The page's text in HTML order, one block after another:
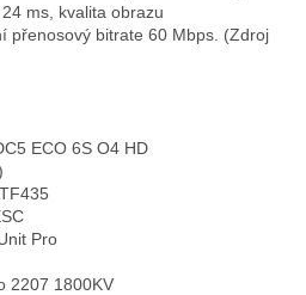
ms, kvalita obrazu
přenosový bitrate 60 Mbps. (Zdroj
ECO 6S O4 HD
Pro
2207 1800KV